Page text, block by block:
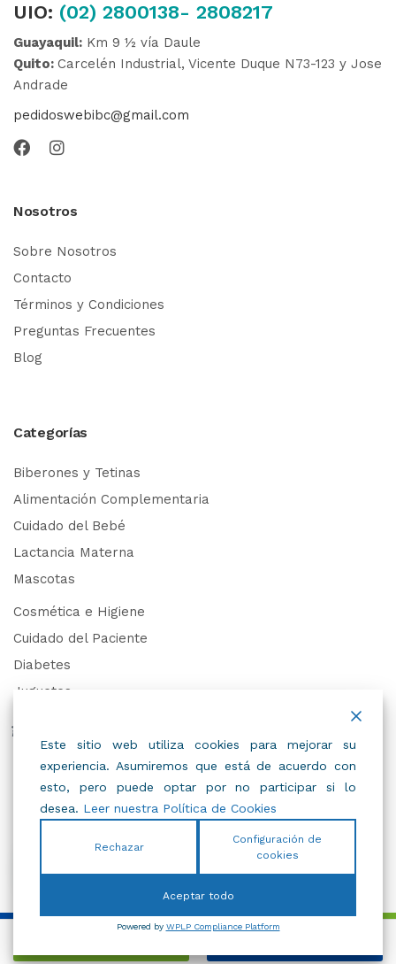
UIO: (02) 2800138- 2808217
Guayaquil: Km 9 ½ vía Daule
Quito: Carcelén Industrial, Vicente Duque N73-123 y Jose
Andrade
pedidoswebibc@gmail.com
Nosotros
Sobre Nosotros
Contacto
Términos y Condiciones
Preguntas Frecuentes
Blog
Categorías
Biberones y Tetinas
Alimentación Complementaria
Cuidado del Bebé
Lactancia Materna
Mascotas
Cosmética e Higiene
Cuidado del Paciente
Diabetes
Juguetes
Trabaja con Nosotros
Este sitio web utiliza cookies para mejorar su
experiencia. Asumiremos que está de acuerdo con
esto, pero puede optar por no participar si lo
desea. Leer nuestra Política de Cookies
Rechazar
Configuración de
cookies
Aceptar todo
Powered by WPLP Compliance Platform